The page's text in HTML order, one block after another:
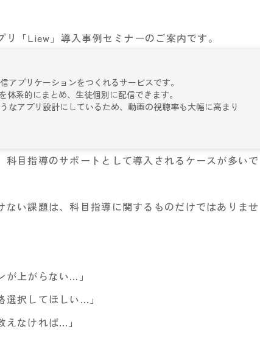
「Liew」導入事例セミナーのご案内です。
アプリケーションをつくれるサービスです。
体系的にまとめ、生徒個別に配信できます。
なアプリ設計にしているため、動画の視聴率も大幅に高まり
目指導のサポートとして導入されるケースが多いで
ない課題は、科目指導に関するものだけではありませ
が上がらない…」
選択してほしい…」
えなければ…」